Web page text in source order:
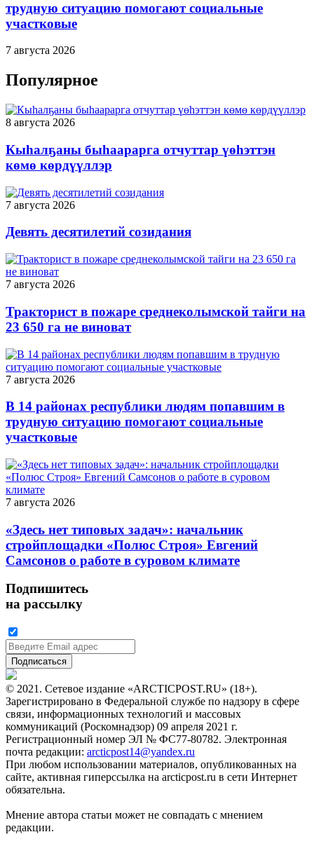
трудную ситуацию помогают социальные
участковые
7 августа 2026
Популярное
8 августа 2026
Кыһалҕаны быһаарарга отчуттар үөһэттэн
көмө көрдүүллэр
7 августа 2026
Девять десятилетий созидания
7 августа 2026
Тракторист в пожаре среднеколымской тайги на
23 650 га не виноват
7 августа 2026
В 14 районах республики людям попавшим в
трудную ситуацию помогают социальные
участковые
7 августа 2026
«Здесь нет типовых задач»: начальник
стройплощадки «Полюс Строя» Евгений
Самсонов о работе в суровом климате
Подпишитесь
на рассылку
© 2021. Сетевое издание «ARCTICPOST.RU» (18+).
Зарегистрировано в Федеральной службе по надзору в сфере
связи, информационных технологий и массовых
коммуникаций (Роскомнадзор) 09 апреля 2021 г.
Регистрационный номер ЭЛ № ФС77-80782. Электронная
почта редакции: arcticpost14@yandex.ru
При любом использовании материалов, опубликованных на
сайте, активная гиперссылка на arcticpost.ru в сети Интернет
обязательна.
Мнение автора статьи может не совпадать с мнением
редакции.